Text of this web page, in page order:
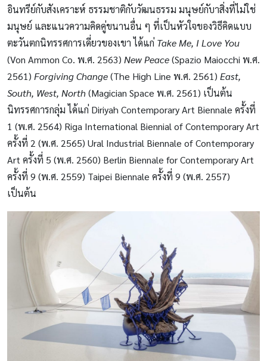
อินทรีย์กับสังเคราะห์ ธรรมชาติกับวัฒนธรรม มนุษย์กับาสิ่งที่ไม่ใช่
มนุษย์ และแนวความคิดคู่ขนานอื่น ๆ ที่เป็นหัวใจของวิธีคิดแบบ
ตะวันตกนิทรรศการเดี่ยวของเขา ได้แก่ Take Me, I Love You
(Von Ammon Co. พ.ศ. 2563) New Peace(Spazio Maiocchi พ.ศ.
2561) Forgiving Change(The High Line พ.ศ. 2561) East,
South, West, North(Magician Space พ.ศ. 2561) เป็นต้น
นิทรรศการกลุ่ม ได้แก่ Diriyah Contemporary Art Biennale ครั้งที่
1 (พ.ศ. 2564) Riga International Biennial of Contemporary Art
ครั้งที่ 2 (พ.ศ. 2565) Ural Industrial Biennale of Contemporary
Art ครั้งที่ 5 (พ.ศ. 2560) Berlin Biennale for Contemporary Art
ครั้งที่ 9 (พ.ศ. 2559) Taipei Biennale ครั้งที่ 9 (พ.ศ. 2557)
เป็นต้น